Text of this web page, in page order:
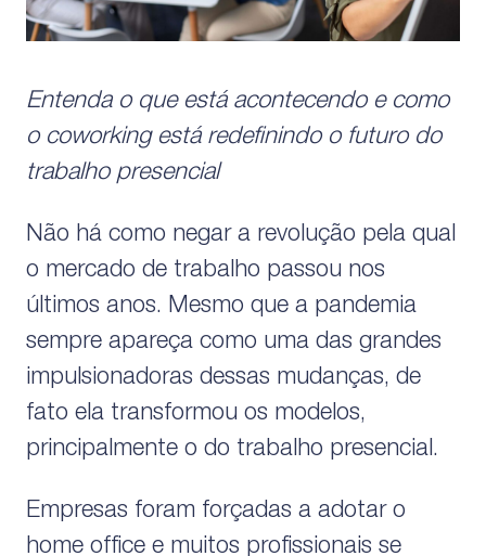
Entenda o que está acontecendo e como
o coworking está redefinindo o futuro do
trabalho presencial
Não há como negar a revolução pela qual
o mercado de trabalho passou nos
últimos anos. Mesmo que a pandemia
sempre apareça como uma das grandes
impulsionadoras dessas mudanças, de
fato ela transformou os modelos,
principalmente o do trabalho presencial.
Empresas foram forçadas a adotar o
home office e muitos profissionais se